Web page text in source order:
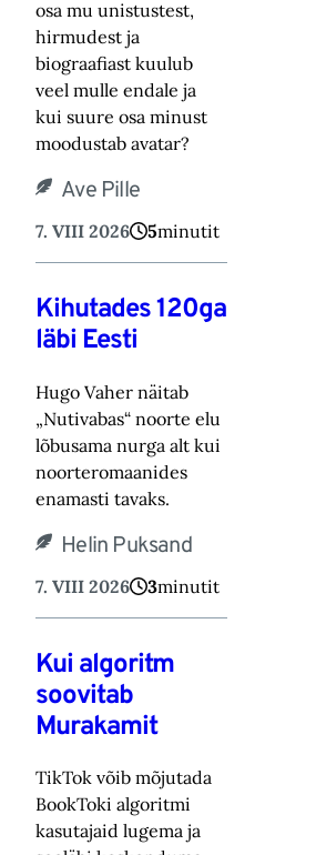
osa mu unistustest,
hirmudest ja
biograafiast ‎kuulub
veel mulle endale ja
kui suure osa minust
moodustab avatar? ‎
Ave Pille
7. VIII 2026 5minutit
Kihutades 120ga
läbi Eesti
Hugo Vaher näitab
„Nutivabas“ noorte elu
lõbusama nurga alt kui
noorteromaanides
ena‎masti tavaks.‎
Helin Puksand
7. VIII 2026 3minutit
Kui algoritm
soovitab
Murakamit
TikTok võib mõjutada
BookToki algoritmi
kasutajaid lugema ja